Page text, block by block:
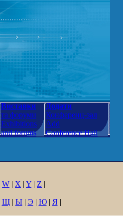
Виставки
та форуми
Exhibitions
and forums
Додати
Конференц-зал
Add
Conference Hall
W | X | Y | Z |
Щ| Ы| Э | Ю| Я |